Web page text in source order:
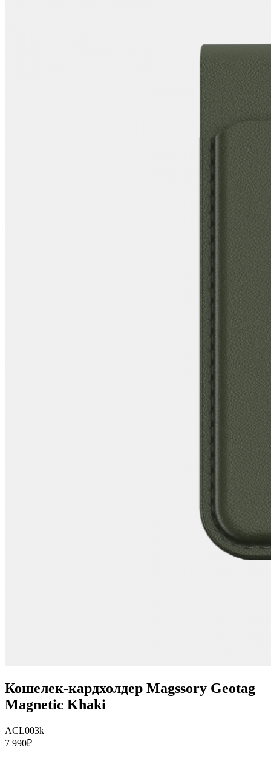
Кошелек-кардхолдер Magssory Geotag
Magnetic Khaki
ACL003k
7 990₽